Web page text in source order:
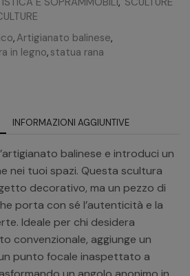
, Artigianato balinese,
in legno, statua rana
INFORMAZIONI AGGIUNTIVE
balinese e introduci un
nei tuoi spazi. Questa scultura
decorativo, ma un pezzo di
porta con sé l’autenticità e la
Ideale per chi desidera
convenzionale, aggiunge un
punto focale inaspettato a